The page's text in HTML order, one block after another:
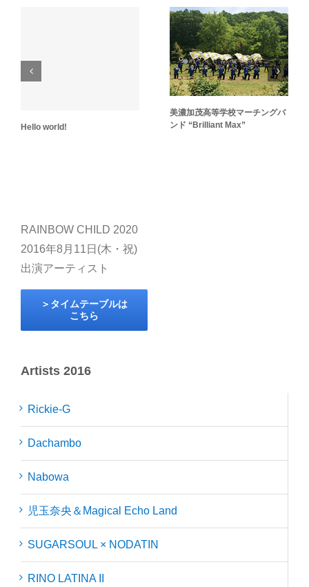
Hello world!
美濃加茂高等学校マーチングバ
ンド “Brilliant Max”
RAINBOW CHILD 2020
2016年8月11日(木・祝)
出演アーティスト
＞タイムテーブルは
こちら
Artists 2016
Rickie-G
Dachambo
Nabowa
児玉奈央＆Magical Echo Land
SUGARSOUL × NODATIN
RINO LATINA II